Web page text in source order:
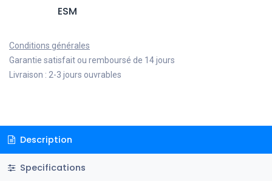
ESM
Conditions générales
Garantie satisfait ou remboursé de 14 jours
Livraison : 2-3 jours ouvrables
Description
Specifications